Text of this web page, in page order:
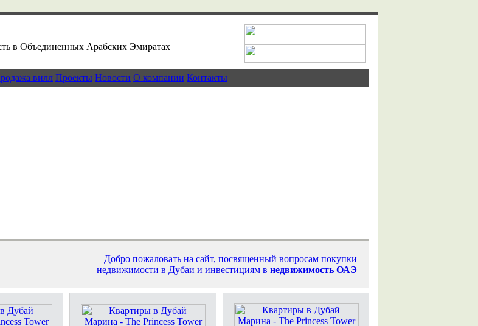
в Объединенных Арабских Эмиратах
вилл Проекты Новости О компании Контакты
виллы Дубая
Добро пожаловать на сайт, посвященный вопросам покупки
недвижимости в Дубаи и инвестициям в недвижимость ОАЭ